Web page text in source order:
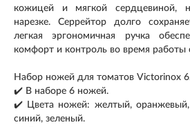
кожицей и мягкой сердцевиной,
нарезке. Серрейтор долго
легкая эргономичная ручка
комфорт и контроль во время
Набор ножей для томатов Victorinox
✔️ В наборе 6 ножей.
✔️ Цвета ножей: желтый, оранжевый,
синий, зеленый.